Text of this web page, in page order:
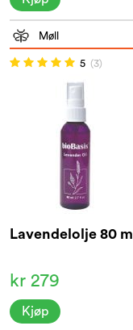
Møll
5 (3)
Lavendelolje 80 ml
kr 279
Kjøp